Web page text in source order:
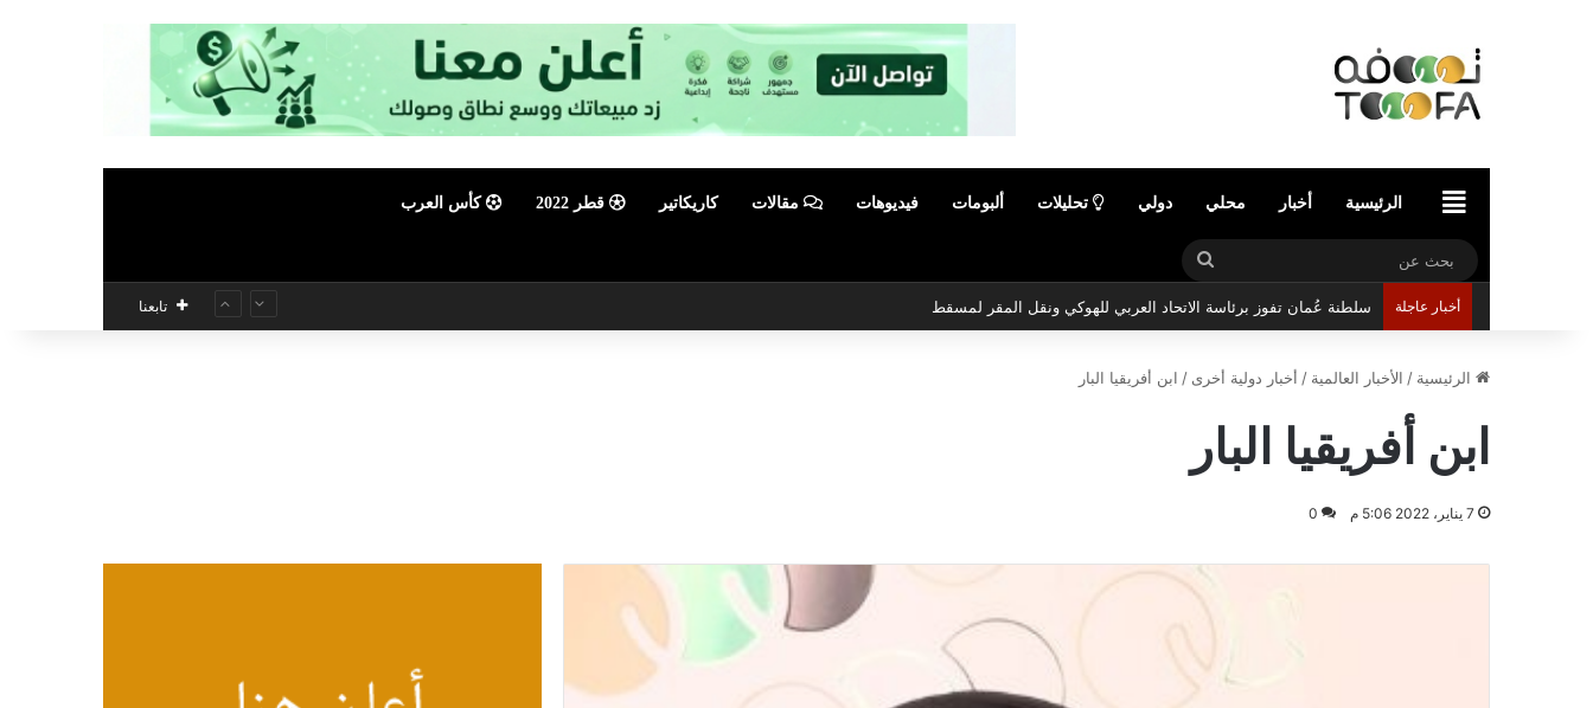
الرئيسيةالرئيسية أخبار محلي دولي تحليلات ألبومات فيديوهات مقالات كاريكاتير قطر 2022 كأس العرب
بحث
عن
أخبار عاجلة تابعنا
الرئيسية / الأخبار العالمية / أخبار دولية أخرى / ابن أفريقيا البار
ابن أفريقيا البار
7 يناير، 2022 5:06 م 0